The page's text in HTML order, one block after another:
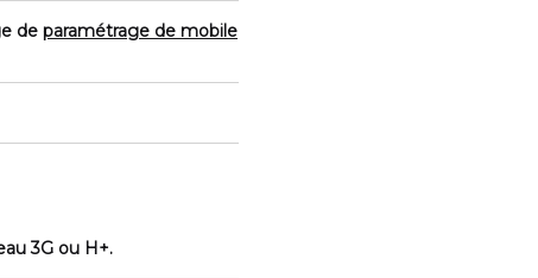
de paramétrage de mobile
3G ou H+.